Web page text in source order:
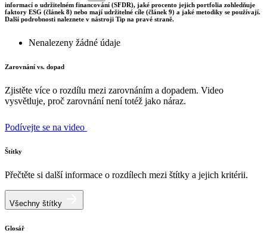
informací o udržitelném financování (SFDR), jaké procento jejich portfolia zohledňuje
faktory ESG (článek 8) nebo mají udržitelné cíle (článek 9) a jaké metodiky se používají.
Další podrobnosti naleznete v nástroji Tip na pravé straně.
Nenalezeny žádné údaje
Zarovnání vs. dopad
Zjistěte více o rozdílu mezi zarovnáním a dopadem. Video
vysvětluje, proč zarovnání není totéž jako náraz.
Podívejte se na video
Štítky
Přečtěte si další informace o rozdílech mezi štítky a jejich kritérii.
Všechny štítky
Glosář